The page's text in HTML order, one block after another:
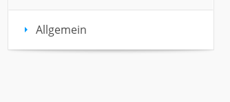
Allgemein